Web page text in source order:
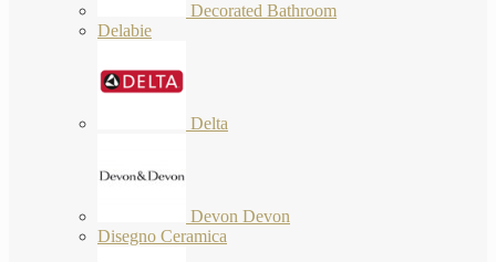
Decorated Bathroom
Delabie
Delta
Devon Devon
Disegno Ceramica